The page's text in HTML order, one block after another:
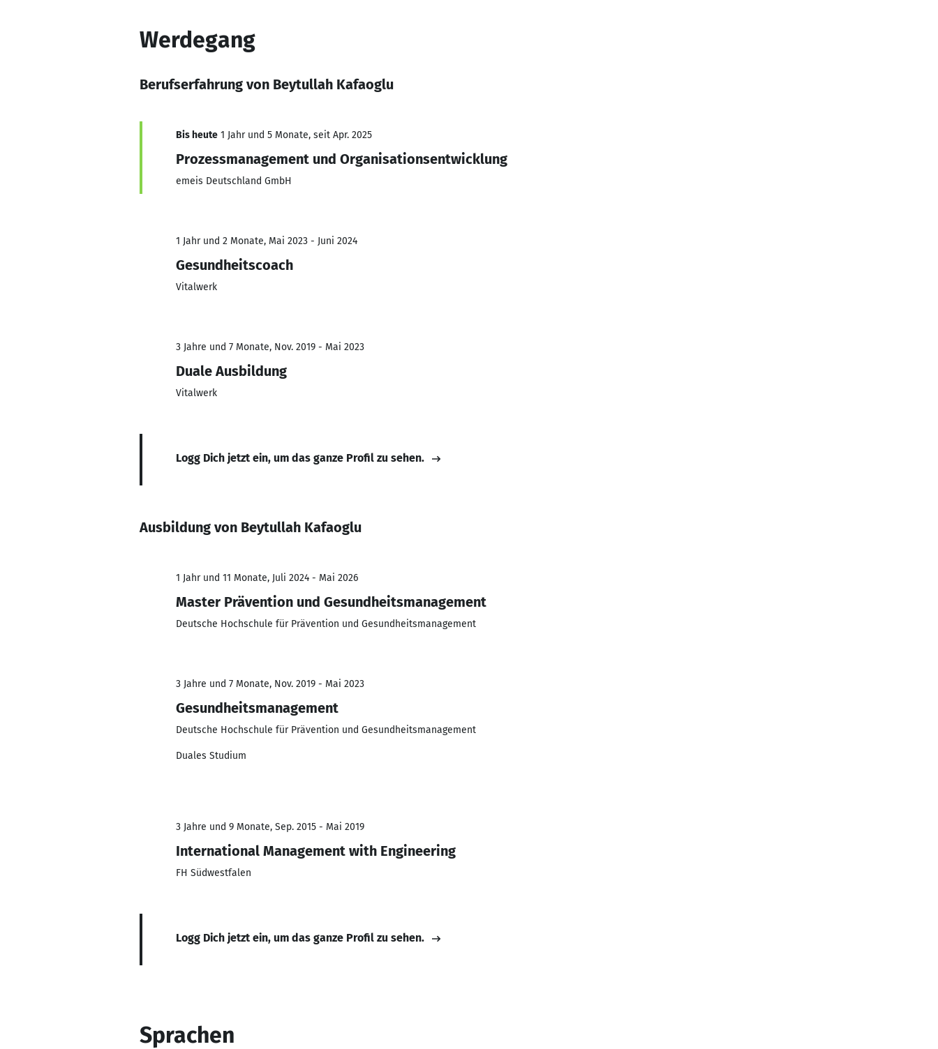
Werdegang
Berufserfahrung von Beytullah Kafaoglu
Bis heute 1 Jahr und 5 Monate, seit Apr. 2025
Prozessmanagement und Organisationsentwicklung
emeis Deutschland GmbH
1 Jahr und 2 Monate, Mai 2023 - Juni 2024
Gesundheitscoach
Vitalwerk
3 Jahre und 7 Monate, Nov. 2019 - Mai 2023
Duale Ausbildung
Vitalwerk
Logg Dich jetzt ein, um das ganze Profil zu sehen.
Ausbildung von Beytullah Kafaoglu
1 Jahr und 11 Monate, Juli 2024 - Mai 2026
Master Prävention und Gesundheitsmanagement
Deutsche Hochschule für Prävention und Gesundheitsmanagement
3 Jahre und 7 Monate, Nov. 2019 - Mai 2023
Gesundheitsmanagement
Deutsche Hochschule für Prävention und Gesundheitsmanagement
Duales Studium
3 Jahre und 9 Monate, Sep. 2015 - Mai 2019
International Management with Engineering
FH Südwestfalen
Logg Dich jetzt ein, um das ganze Profil zu sehen.
Sprachen